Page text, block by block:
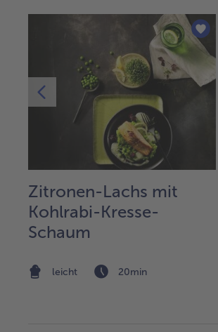
Zitronen-Lachs mit
Kohlrabi-Kresse-
Schaum
leicht 20min